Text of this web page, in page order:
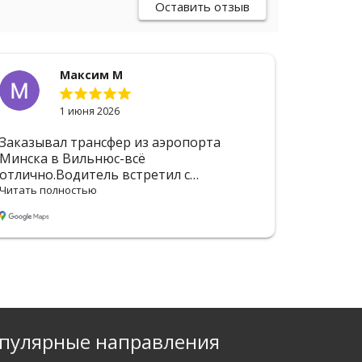
Оставить отзыв
Максим М
1 июня 2026
Заказывал трансфер из аэропорта
Минска в Вильнюс-всё
отлично.Водитель встретил с
табличкой, помог с сумками.Машина
чистая, кондиционер работал.Доехали
быстро и без пробок, водитель ехал
аккуратно.Отдельное спасибо за то, что
Читать полностью
направления